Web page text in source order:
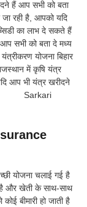
हैं आप सभी को बता
जा रही है, आपको यदि
का लाभ दे सकते हैं
सभी को बता दे मध्य
योजना बिहार
में कृषि यंत्र
आप भी यंत्र खरीदने
है. Sarkari
योजना चलाई गई है
है और खेती के साथ-साथ
बीमारी हो जाती है